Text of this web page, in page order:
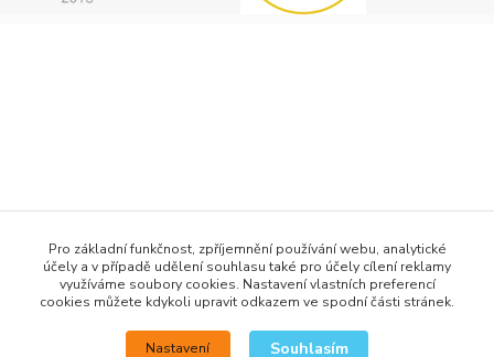
info@h2obaits.cz
Pro základní funkčnost, zpříjemnění používání webu, analytické
účely a v případě udělení souhlasu také pro účely cílení reklamy
využíváme soubory cookies. Nastavení vlastních preferencí
cookies můžete kdykoli upravit odkazem ve spodní části stránek.
Nastavení Souhlasím